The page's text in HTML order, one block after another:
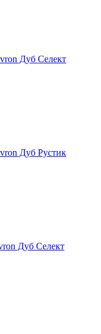
Дуб Селект
Дуб Рустик
Дуб Селект